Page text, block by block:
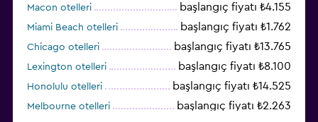
Macon otelleri başlangıç fiyatı ₺4.155
Miami Beach otelleri başlangıç fiyatı ₺1.762
Chicago otelleri başlangıç fiyatı ₺13.765
Lexington otelleri başlangıç fiyatı ₺8.100
Honolulu otelleri başlangıç fiyatı ₺14.525
Melbourne otelleri başlangıç fiyatı ₺2.263